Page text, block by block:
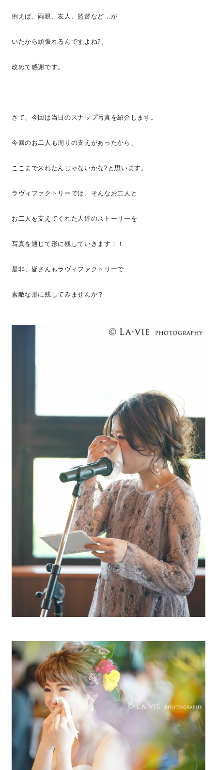
例えば、両親、友人、監督など...が
いたから頑張れるんですよね?。
改めて感謝です。
さて、今回は当日のスナップ写真を紹介します。
今回のお二人も周りの支えがあったから、
ここまで来れたんじゃないかな?と思います。
ラヴィファクトリーでは、そんなお二人と
お二人を支えてくれた人達のストーリーを
写真を通じて形に残していきます！！
是非、皆さんもラヴィファクトリーで
素敵な形に残してみませんか？